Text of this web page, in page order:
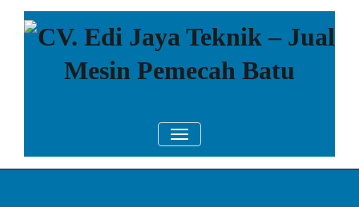
CV. Edi Jaya
Teknik – Jual
TOGGLE NAVIGATION